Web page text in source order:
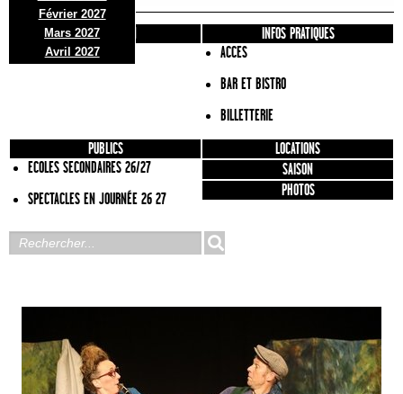
Février 2027
Mars 2027
Avril 2027
PRÉSENTATION
INFOS PRATIQUES
ACCES
BAR ET BISTRO
BILLETTERIE
PUBLICS
ECOLES SECONDAIRES 26/27
SPECTACLES EN JOURNÉE 26 27
LOCATIONS
SAISON
PHOTOS